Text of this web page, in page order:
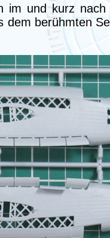
im und kurz
berühmten